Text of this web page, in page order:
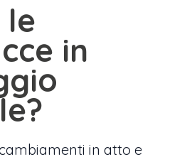
le
in
in atto e